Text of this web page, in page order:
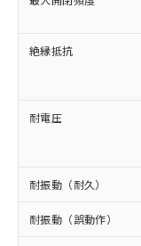
絶縁抵抗
耐電圧
耐振動（耐久）
耐振動（誤動作）
本サ
商品
(税
当社
本サ
こと
在庫
記載
タに
覧さ
準価
調査・確
非含有の
商品です。
非該当品
害物質有
仕入先様
いたもの
むを得ず
*EU RoHS指
鉛(Pb)
ミウム(Cd)
六価クロム
類(PBB)
※1 中
「○」：
基準値以
「×」：
基準値を
「－」：
ム) : 100ppm、
Cr(Ⅵ)(六価ク
当社
為替
（以
また
国政
可)を
記